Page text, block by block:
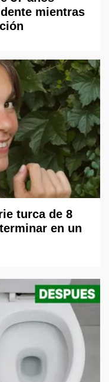
mientras
turca de 8
en un